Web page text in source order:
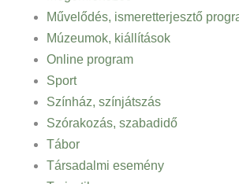
Művelődés, ismeretterjesztő
Múzeumok, kiállítások
Online program
Sport
Színház, színjátszás
Szórakozás, szabadidő
Tábor
Társadalmi esemény